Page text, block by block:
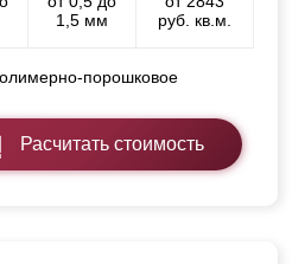
1,5 мм
руб. кв.м.
порошковое
Расчитать стоимость